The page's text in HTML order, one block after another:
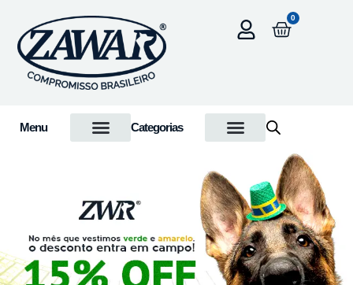
0
Menu Categorias